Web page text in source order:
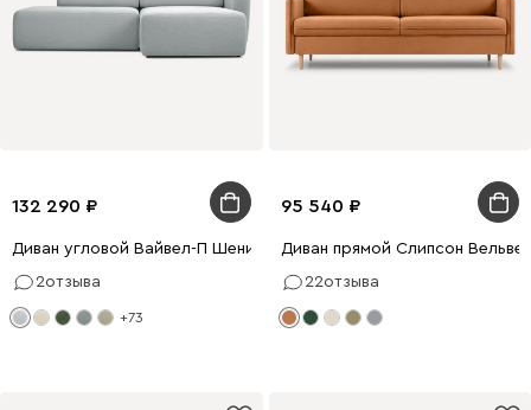
132 290
Диван угловой Вайвел-П Шенилл Светло-серый
2отзыва
+73
95 540
Диван прямой Слипсон
22отзыва